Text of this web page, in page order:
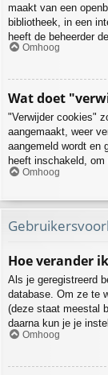
maakt van een
bibliotheek, in een
heeft de beheerder
Omhoog
Wat doet
"Verwijder cookies"
aangemaakt, weer
aangemeld wordt en
heeft inschakeld,
Omhoog
Hoe verander
Als je geregistreerd
database. Om ze te
(deze staat meestal
daarna kun je je
Omhoog